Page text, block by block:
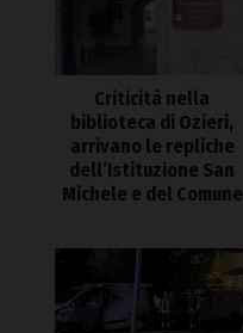
Criticità nella
biblioteca di Ozieri,
arrivano le repliche
dell’Istituzione San
Michele e del Comune